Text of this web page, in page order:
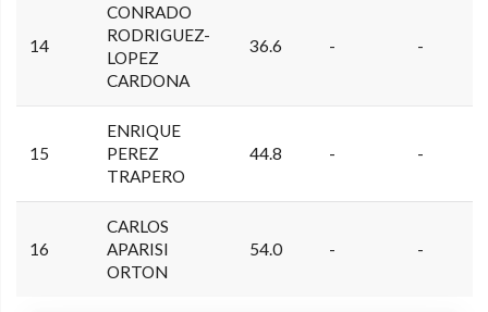
14
CONRADO
RODRIGUEZ-
LOPEZ
CARDONA
36.6 - -
15
ENRIQUE
PEREZ
TRAPERO
44.8 - -
16
CARLOS
APARISI
ORTON
54.0 - -